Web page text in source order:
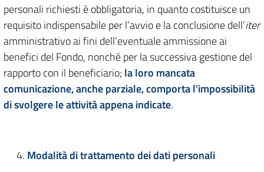
personali richiesti è obbligatoria, in quanto costituisce un
requisito indispensabile per l’avvio e la conclusione dell’iter
amministrativo ai fini dell’eventuale ammissione ai
benefici del Fondo, nonché per la successiva gestione del
rapporto con il beneficiario; la loro mancata
comunicazione, anche parziale, comporta l’impossibilità
di svolgere le attività appena indicate.
Modalità di trattamento dei dati personali